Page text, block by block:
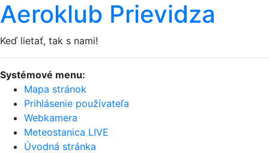
Aeroklub Prievidza
Keď lietať, tak s nami!
Systémové menu:
Mapa stránok
Prihlásenie používateľa
Webkamera
Meteostanica LIVE
Úvodná stránka